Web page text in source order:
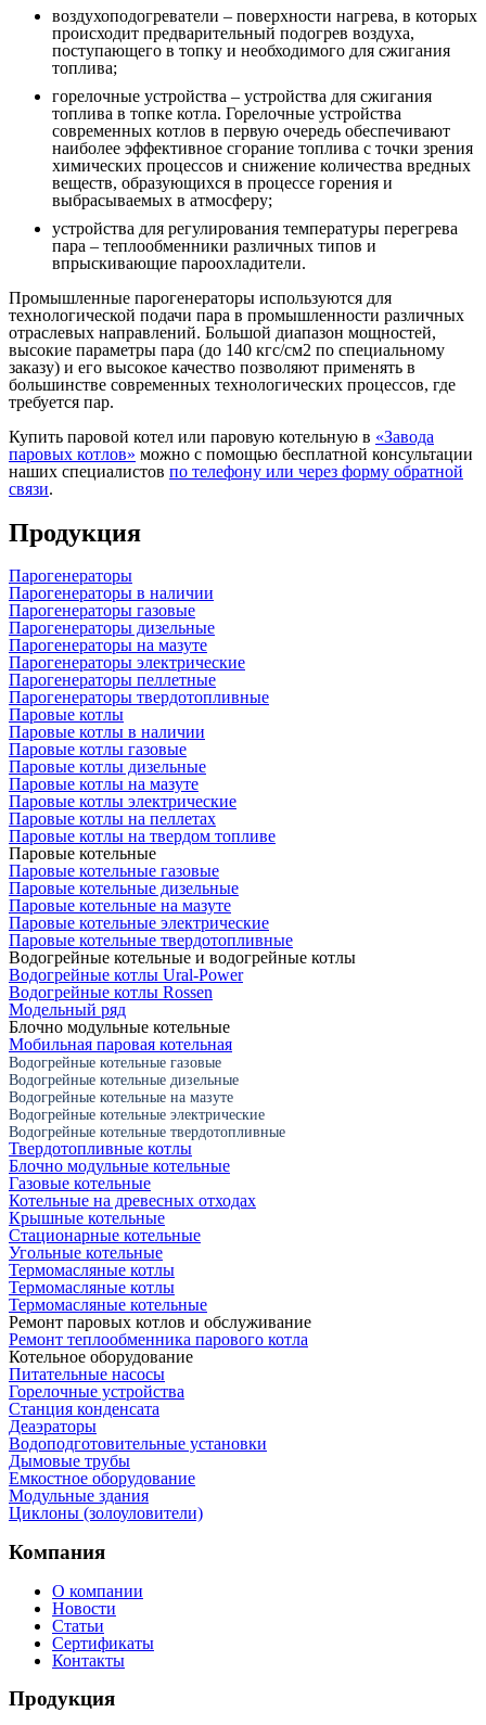
воздухоподогреватели – поверхности нагрева, в которых
происходит предварительный подогрев воздуха,
поступающего в топку и необходимого для сжигания
топлива;
горелочные устройства – устройства для сжигания
топлива в топке котла. Горелочные устройства
современных котлов в первую очередь обеспечивают
наиболее эффективное сгорание топлива с точки зрения
химических процессов и снижение количества вредных
веществ, образующихся в процессе горения и
выбрасываемых в атмосферу;
устройства для регулирования температуры перегрева
пара – теплообменники различных типов и
впрыскивающие пароохладители.
Промышленные парогенераторы используются для
технологической подачи пара в промышленности различных
отраслевых направлений. Большой диапазон мощностей,
высокие параметры пара (до 140 кгс/см2 по специальному
заказу) и его высокое качество позволяют применять в
большинстве современных технологических процессов, где
требуется пар.
Купить паровой котел или паровую котельную в «Завода
паровых котлов» можно с помощью бесплатной консультации
наших специалистов по телефону или через форму обратной
связи.
Продукция
Парогенераторы
Парогенераторы в наличии
Парогенераторы газовые
Парогенераторы дизельные
Парогенераторы на мазуте
Парогенераторы электрические
Парогенераторы пеллетные
Парогенераторы твердотопливные
Паровые котлы
Паровые котлы в наличии
Паровые котлы газовые
Паровые котлы дизельные
Паровые котлы на мазуте
Паровые котлы электрические
Паровые котлы на пеллетах
Паровые котлы на твердом топливе
Паровые котельные
Паровые котельные газовые
Паровые котельные дизельные
Паровые котельные на мазуте
Паровые котельные электрические
Паровые котельные твердотопливные
Водогрейные котельные и водогрейные котлы
Водогрейные котлы Ural-Power
Водогрейные котлы Rossen
Модельный ряд
Блочно модульные котельные
Мобильная паровая котельная
Водогрейные котельные газовые
Водогрейные котельные дизельные
Водогрейные котельные на мазуте
Водогрейные котельные электрические
Водогрейные котельные твердотопливные
Твердотопливные котлы
Блочно модульные котельные
Газовые котельные
Котельные на древесных отходах
Крышные котельные
Стационарные котельные
Угольные котельные
Термомасляные котлы
Термомасляные котлы
Термомасляные котельные
Ремонт паровых котлов и обслуживание
Ремонт теплообменника парового котла
Котельное оборудование
Питательные насосы
Горелочные устройства
Станция конденсата
Деаэраторы
Водоподготовительные установки
Дымовые трубы
Емкостное оборудование
Mодульные здания
Циклоны (золоуловители)
Компания
О компании
Новости
Статьи
Сертификаты
Контакты
Продукция